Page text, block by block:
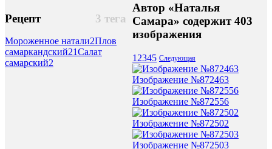
3 тега
Рецепт
Мороженное натали2Плов
самаркандский21Салат
самарский2
Автор «Наталья
Самара» содержит 403
изображения
1 2345 Следующая
Изображение №872463
Изображение №872556
Изображение №872502
Изображение №872503